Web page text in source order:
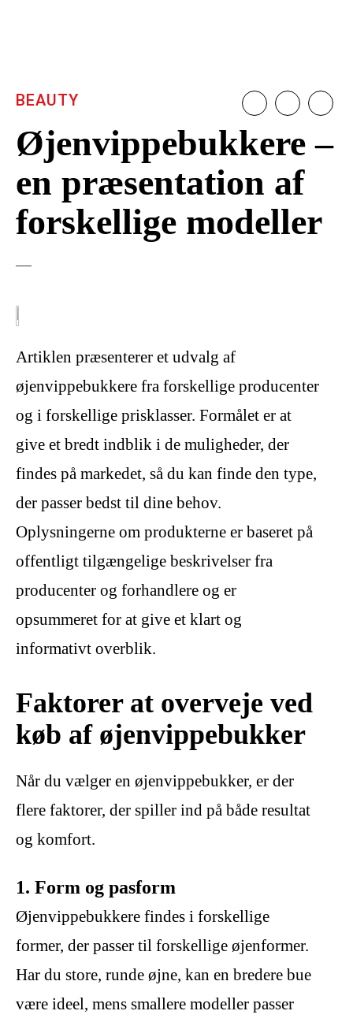
Øjenvippebukkere –
en præsentation af
forskellige modeller
BEAUTY
Artiklen præsenterer et udvalg af
øjenvippebukkere fra forskellige producenter
og i forskellige prisklasser. Formålet er at
give et bredt indblik i de muligheder, der
findes på markedet, så du kan finde den type,
der passer bedst til dine behov.
Oplysningerne om produkterne er baseret på
offentligt tilgængelige beskrivelser fra
producenter og forhandlere og er
opsummeret for at give et klart og
informativt overblik.
Faktorer at overveje ved
køb af øjenvippebukker
Når du vælger en øjenvippebukker, er der
flere faktorer, der spiller ind på både resultat
og komfort.
1. Form og pasform
Øjenvippebukkere findes i forskellige
former, der passer til forskellige øjenformer.
Har du store, runde øjne, kan en bredere bue
være ideel, mens smallere modeller passer